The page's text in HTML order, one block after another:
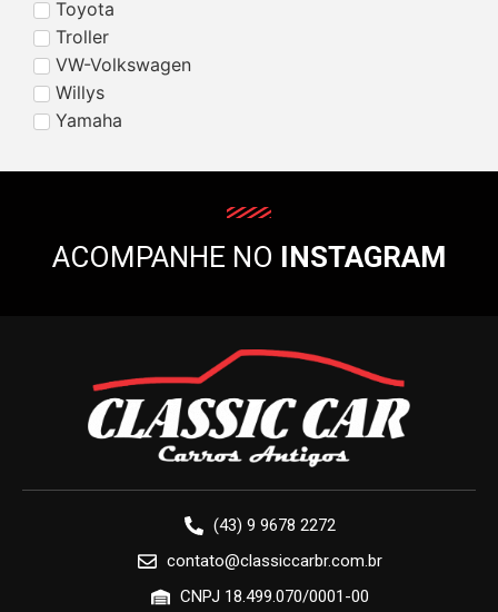
Toyota
Troller
VW-Volkswagen
Willys
Yamaha
ACOMPANHE NO INSTAGRAM
(43) 9 9678 2272
contato@classiccarbr.com.br
CNPJ 18.499.070/0001-00